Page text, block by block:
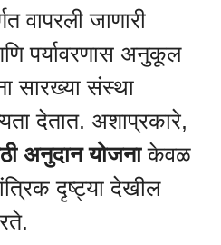
वापरली जाणारी
पर्यावरणास अनुकूल
सारख्या संस्था
देतात. अशाप्रकारे,
अनुदान योजनाकेवळ
दृष्ट्या देखील